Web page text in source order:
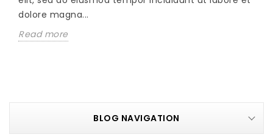
dolore magna...
Read more
BLOG NAVIGATION